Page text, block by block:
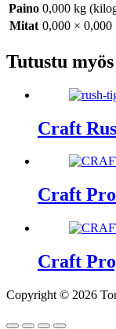
Paino 0,000 kg
Mitat 0,000 × 0,000
Tutustu myös
Craft
Craft
Craft
Copyright © 2026